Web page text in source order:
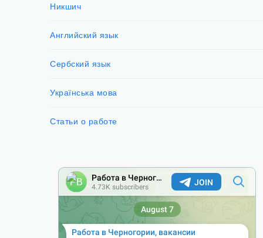
Никшич
Английский язык
Сербский язык
Українська мова
Статьи о работе